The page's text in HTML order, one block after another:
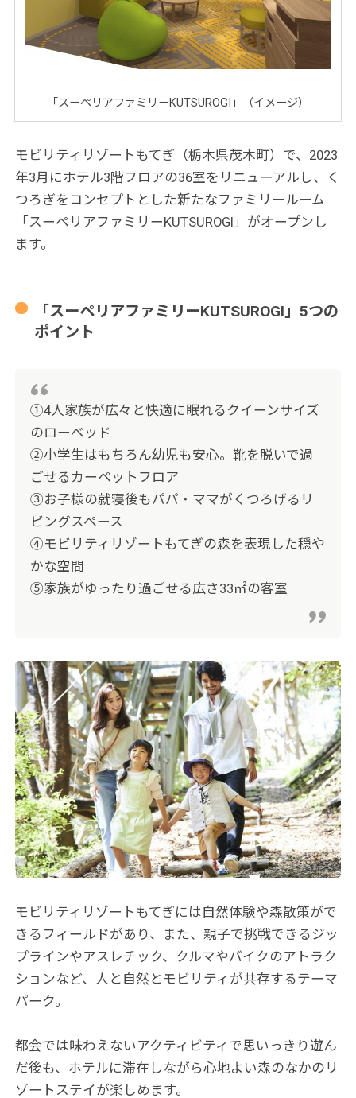
「スーペリアファミリーKUTSUROGI」（イメージ）
モビリティリゾートもてぎ（栃木県茂木町）で、2023
年3月にホテル3階フロアの36室をリニューアルし、く
つろぎをコンセプトとした新たなファミリールーム
「スーペリアファミリーKUTSUROGI」がオープンし
ます。
「スーペリアファミリーKUTSUROGI」5つの
ポイント
①4人家族が広々と快適に眠れるクイーンサイズ
のローベッド
②小学生はもちろん幼児も安心。靴を脱いで過
ごせるカーペットフロア
③お子様の就寝後もパパ・ママがくつろげるリ
ビングスペース
④モビリティリゾートもてぎの森を表現した穏や
かな空間
⑤家族がゆったり過ごせる広さ33㎡の客室
モビリティリゾートもてぎには自然体験や森散策がで
きるフィールドがあり、また、親子で挑戦できるジッ
プラインやアスレチック、クルマやバイクのアトラク
ションなど、人と自然とモビリティが共存するテーマ
パーク。
都会では味わえないアクティビティで思いっきり遊ん
だ後も、ホテルに滞在しながら心地よい森のなかのリ
ゾートステイが楽しめます。